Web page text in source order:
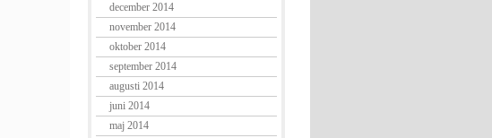
december 2014
november 2014
oktober 2014
september 2014
augusti 2014
juni 2014
maj 2014